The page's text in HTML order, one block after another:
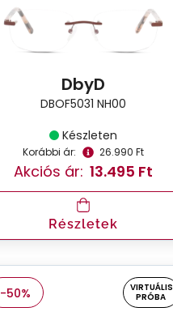
DbyD
DBOF5031 NH00
Készleten
Korábbi ár: 26.990 Ft
Akciós ár: 13.495 Ft
Részletek
-50%
VIRTUÁLIS
PRÓBA